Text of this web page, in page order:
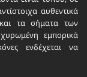
αυθεντικά
τα σήματα των
εμπορικά
ενδέχεται να